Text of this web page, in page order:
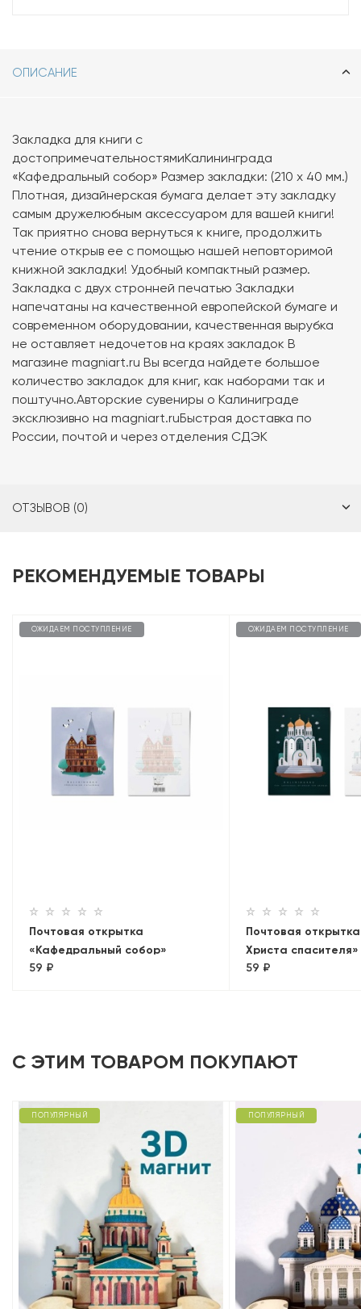
ОПИСАНИЕ
Закладка для книги с
достопримечательностямиКалининграда
«Кафедральный собор» Размер закладки: (210 х 40 мм.)
Плотная, дизайнерская бумага делает эту закладку
самым дружелюбным аксессуаром для вашей книги!
Так приятно снова вернуться к книге, продолжить
чтение открыв ее с помощью нашей неповторимой
книжной закладки! Удобный компактный размер.
Закладка с двух стронней печатью Закладки
напечатаны на качественной европейской бумаге и
современном оборудовании, качественная вырубка
не оставляет недочетов на краях закладок В
магазине magniart.ru Вы всегда найдете большое
количество закладок для книг, как наборами так и
поштучно.Авторские сувениры о Калиниграде
эксклюзивно на magniart.ruБыстрая доставка по
России, почтой и через отделения СДЭК
ОТЗЫВОВ (0)
РЕКОМЕНДУЕМЫЕ ТОВАРЫ
ОЖИДАЕМ ПОСТУПЛЕНИЕ
Почтовая открытка
«Кафедральный собор»
(Калининград)
59 ₽
ОЖИДАЕМ ПОСТУПЛЕНИЕ
Почтовая
Христа спасителя»
(Калининград)
59 ₽
С ЭТИМ ТОВАРОМ ПОКУПАЮТ
ПОПУЛЯРНЫЙ ПОПУЛЯРНЫЙ